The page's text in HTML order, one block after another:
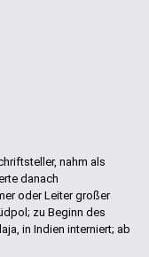
nahm als
danach
oder Leiter großer
zu Beginn des
in Indien interniert; ab